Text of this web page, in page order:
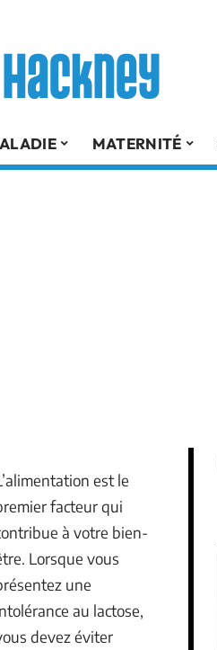
MATERNITÉ
est le
facteur qui
à votre bien-
Lorsque vous
une
au lactose,
devez éviter